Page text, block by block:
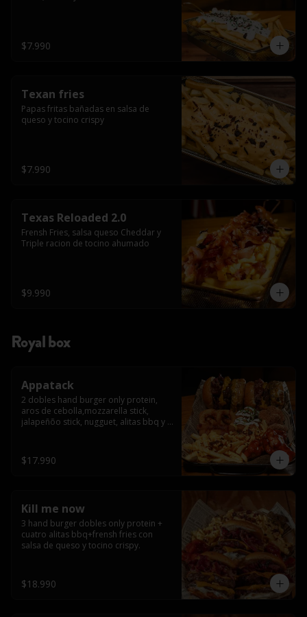
$7.990
Texan fries
Papas fritas bañadas en salsa de
queso y tocino crispy
$7.990
Texas Reloaded 2.0
Frensh Fries, salsa queso Cheddar y
Triple racion de tocino ahumado
$9.990
Royal box
Appatack
2 dobles hand burger only protein,
aros de cebolla,mozzarella stick,
jalapeñõo stick, nugguet, alitas bbq y
$17.990
Kill me now
3 hand burger dobles only protein +
cuatro alitas bbq+frensh fries con
salsa de queso y tocino crispy.
$18.990